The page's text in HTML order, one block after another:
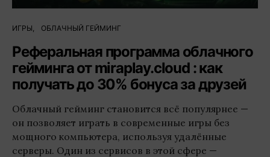
ИГРЫ ОБЛАЧНЫЙ ГЕЙМИНГ
Реферальная программа облачного
гейминга от miraplay.cloud : как
получать до 30% бонуса за друзей
Облачный гейминг становится всё популярнее —
он позволяет играть в современные игры без
мощного компьютера, используя удалённые
серверы. Один из сервисов в этой сфере —